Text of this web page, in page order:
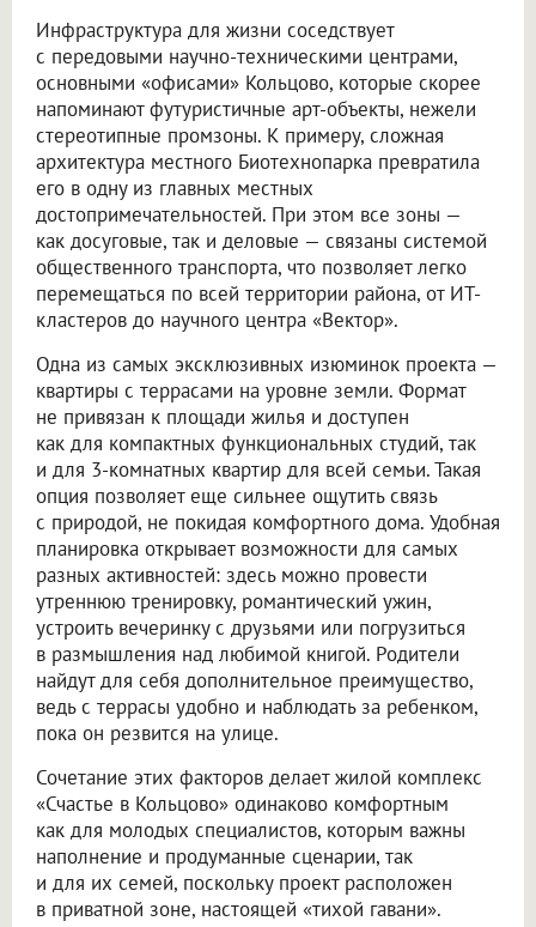
Инфраструктура для жизни соседствует
с передовыми научно-техническими центрами,
основными «офисами» Кольцово, которые скорее
напоминают футуристичные арт-объекты, нежели
стереотипные промзоны. К примеру, сложная
архитектура местного Биотехнопарка превратила
его в одну из главных местных
достопримечательностей. При этом все зоны —
как досуговые, так и деловые — связаны системой
общественного транспорта, что позволяет легко
перемещаться по всей территории района, от ИТ-
кластеров до научного центра «Вектор».
Одна из самых эксклюзивных изюминок проекта —
квартиры с террасами на уровне земли. Формат
не привязан к площади жилья и доступен
как для компактных функциональных студий, так
и для 3-комнатных квартир для всей семьи. Такая
опция позволяет еще сильнее ощутить связь
с природой, не покидая комфортного дома. Удобная
планировка открывает возможности для самых
разных активностей: здесь можно провести
утреннюю тренировку, романтический ужин,
устроить вечеринку с друзьями или погрузиться
в размышления над любимой книгой. Родители
найдут для себя дополнительное преимущество,
ведь с террасы удобно и наблюдать за ребенком,
пока он резвится на улице.
Сочетание этих факторов делает жилой комплекс
«Счастье в Кольцово» одинаково комфортным
как для молодых специалистов, которым важны
наполнение и продуманные сценарии, так
и для их семей, поскольку проект расположен
в приватной зоне, настоящей «тихой гавани».